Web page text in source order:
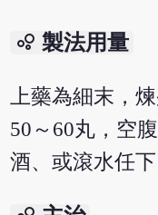
bubble_chart 製法用量
上藥為細末，
50～60丸，空
酒、或滾水任下